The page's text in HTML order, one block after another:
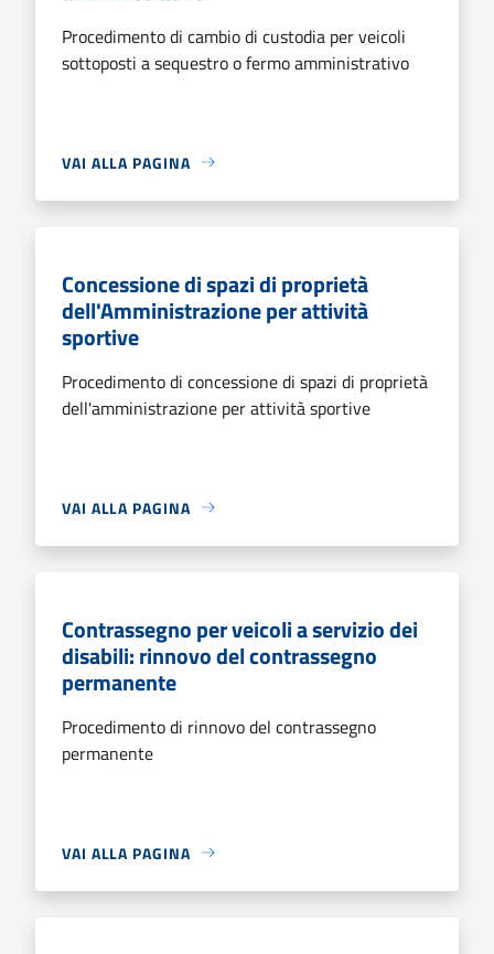
Procedimento di cambio di custodia per veicoli
sottoposti a sequestro o fermo amministrativo
VAI ALLA PAGINA
Concessione di spazi di proprietà
dell'Amministrazione per attività
sportive
Procedimento di concessione di spazi di proprietà
dell'amministrazione per attività sportive
VAI ALLA PAGINA
Contrassegno per veicoli a servizio dei
disabili: rinnovo del contrassegno
permanente
Procedimento di rinnovo del contrassegno
permanente
VAI ALLA PAGINA